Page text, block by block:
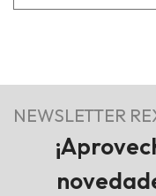
NEWSLETTER